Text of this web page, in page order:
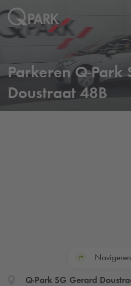
ParkerenQ-Park
Doustraat 48B
Q-ParkSG Gerard